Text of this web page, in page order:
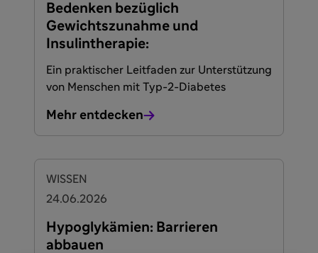
Bedenken bezüglich
Gewichtszunahme und
Insulintherapie:
Ein praktischer Leitfaden zur Unterstützung
von Menschen mit Typ-2-Diabetes
Mehr entdecken
WISSEN
24.06.2026
Hypoglykämien: Barrieren
abbauen